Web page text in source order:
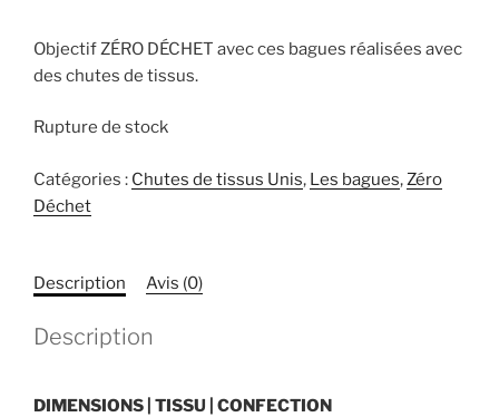
Objectif ZÉRO DÉCHET avec ces bagues réalisées avec
des chutes de tissus.
Rupture de stock
Catégories : Chutes de tissus Unis, Les bagues, Zéro
Déchet
Description Avis (0)
Description
DIMENSIONS | TISSU | CONFECTION